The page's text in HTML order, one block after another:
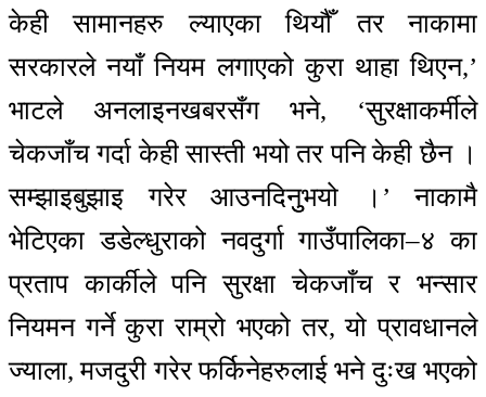
केही सामानहरु ल्याएका थियौँ तर नाकामा
सरकारले नयाँ नियम लगाएको कुरा थाहा थिएन,’
भाटले अनलाइनखबरसँग भने, ‘सुरक्षाकर्मीले
चेकजाँच गर्दा केही सास्ती भयो तर पनि केही छैन ।
सम्झाइबुझाइ गरेर आउनदिनुुभयो ।’ नाकामै
भेटिएका डडेल्धुराको नवदुर्गा गाउँपालिका–४ का
प्रताप कार्कीले पनि सुरक्षा चेकजाँच र भन्सार
नियमन गर्ने कुरा राम्रो भएको तर, यो प्रावधानले
ज्याला, मजदुरी गरेर फर्किनेहरुलाई भने दुःख भएको